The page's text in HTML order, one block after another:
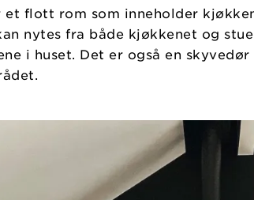
flott rom som inneholder
nytes fra både kjøkkenet og
i huset. Det er også en